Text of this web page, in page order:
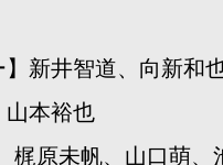
】新井智道、向新和
山本裕也
梶原未帆、山口萌、